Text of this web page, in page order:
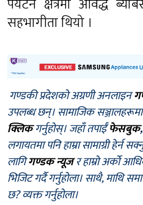
पर्यटन क्षेत्रमा आवद्ध
सहभागीता थियो ।
गण्डकी प्रदेशको अग्रणी अनलाइन
उपलब्ध छन्। सामाजिक सञ्जालहरूमा
क्लिकगर्नुहोस्। जहाँ तपाईँफेसबुक,
लगायतमा पनि हाम्रा सामाग्री हेर्न
लागिगण्डक न्यूजर हाम्रो अर्को
भिजिट गर्दै गर्नुहोला। साथै, माथि
छ? व्यक्त गर्नुहोला।